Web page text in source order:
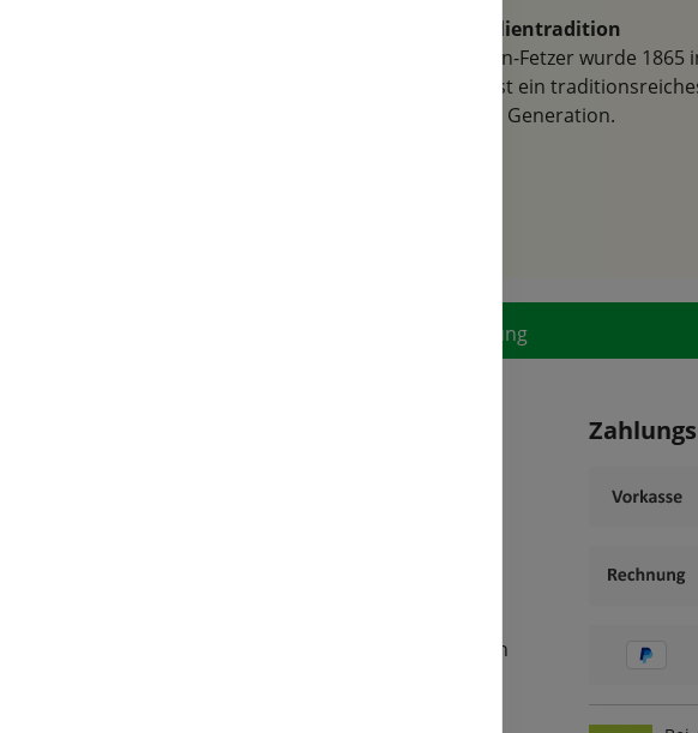
Familientradition
Samen-Fetzer wurde
und ist ein
der 6. Generation.
langjährige Branchenerfahrung
unter:
Nachricht!
Zahlungs- & Versandbedingungen